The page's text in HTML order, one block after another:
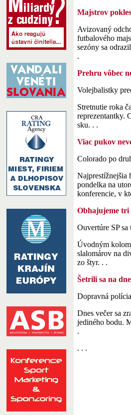
Majstrov
Avizovaný
futbalového
sezóny sa
.
Prehru vôbec
Volejbalistky
Stretnutie roka
reprezentantky.
sku. . .
Viac pukov
Colorado po
Najprestížnejšia
pondelka na
konferencie, v
Obhajujeme tri
Ouvertúre SP sa
Úvodným
slalomárov na
zo štyr. . .
Šetrili sa na
Dopravná
Dnes večer sa
jediného bodu.
.
. . .